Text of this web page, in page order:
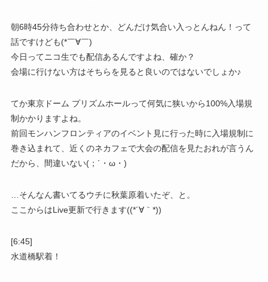
朝6時45分待ち合わせとか、どんだけ気合い入っとんねん！って
話ですけども(*￣∀￣)
今日ってニコ生でも配信あるんですよね、確か？
会場に行けない方はそちらを見ると良いのではないでしょか♪
てか東京ドーム プリズムホールって何気に狭いから100%入場規
制かかりますよね。
前回モンハンフロンティアのイベント見に行った時に入場規制に
巻き込まれて、近くのネカフェで大会の配信を見たおれが言うん
だから、間違いない(；´・ω・)
…そんなん書いてるウチに秋葉原着いたぞ、と。
ここからはLive更新で行きます((*´∀｀*))
[6:45]
水道橋駅着！